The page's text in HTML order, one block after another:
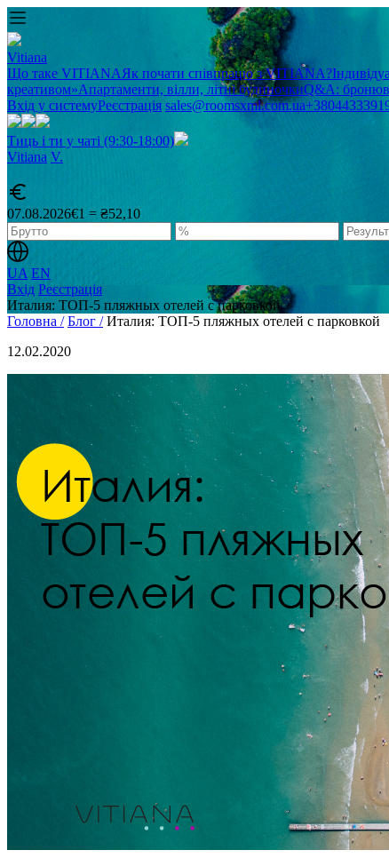
Vitiana
Що таке VITIANAЯк почати співпрацю з VITIANA?
креативом»Апартаменти, вілли, літні будиночкиQ&A:
Вхід у системуРеєстрація sales@roomsxml.com.ua
Тиць і ти у чаті (9:30-18:00)
Vitiana V.
07.08.2026€1 = ₴52,10
UA EN
Вхід Реєстрація
Италия: ТОП-5 пляжных отелей с парковкой
Головна / Блог / Италия: ТОП-5 пляжных отелей с парковкой
12.02.2020